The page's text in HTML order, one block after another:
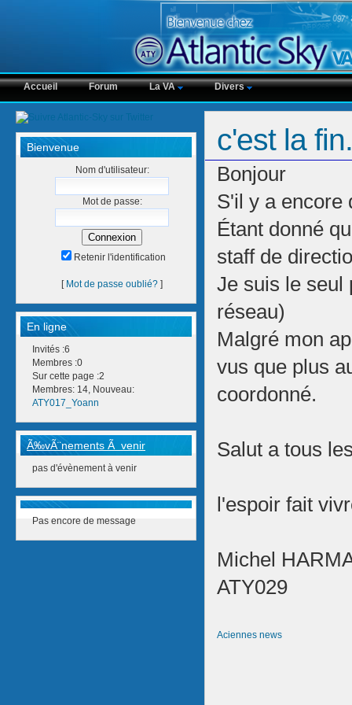
Accueil Forum La VA Divers
Bienvenue
Nom d'utilisateur:
Mot de passe:
Retenir l'identification
[ Mot de passe oublié? ]
En ligne
Invités :6
Membres :0
Sur cette page :2
Membres: 14, Nouveau:
ATY017_Yoann
Ã‰vÃ¨nements Ã venir
pas d'évènement à venir
Pas encore de message
c'est la
Bonjour
S'il y a encore
Étant donné
staff de
Je suis le seul
réseau)
Malgré mon
vus que plus
coordonné.
Salut a tous
l'espoir fait
Michel
ATY029
Aciennes news